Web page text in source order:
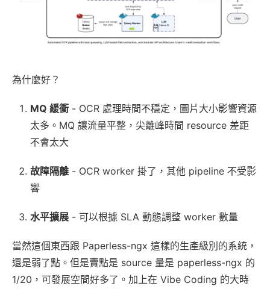
為什麼好？
MQ 緩衝- OCR 處理時間不穩定，圖片大小影響資源
太多。MQ 讓流量平整，尖離峰時間 resource 差距
不會太大
故障隔離 - OCR worker 掛了，其他 pipeline 不受影
響
水平擴展 - 可以根據 SLA 動態調整 worker 數量
當然這個東西跟 Paperless-ngx 這樣的生產級別的系統，
還是弱了點。但是賣點是 source 量是 paperless-ngx 的
1/20，可發展空間好多了。加上在 Vibe Coding 的大時